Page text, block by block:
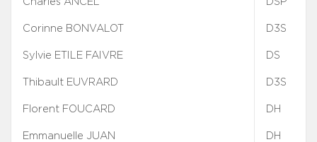
Corinne BONVALOT
Sylvie ETILE FAIVRE
Thibault EUVRARD
Florent FOUCARD
Emmanuelle JUAN
D3S
DS
D3S
DH
DH